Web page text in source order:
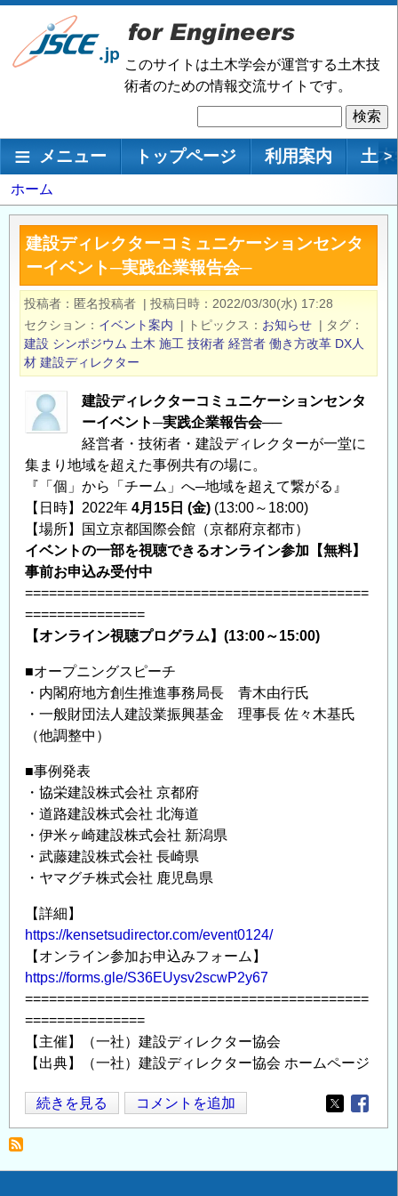
メ
ン
移
このサイトは土木学会が運営する土木技
術者のための情報交流サイトです。
索
メインナビゲーション
メニュー トップページ 利用案内 土 >
パ
ン
く
ず
ホーム
建設ディレクターコミュニケーションセンタ
ーイベント─実践企業報告会─
投稿者 匿名投稿者 | 投稿日時
2022/03/30(水) 17:28
セクション
イベント案内 | トピックス お知らせ | タグ
建設 シンポジウム 土木 施工 技術者 経営者 働き方改革 DX人
材 建設ディレクター
建設ディレクターコミュニケーションセンタ
ーイベント─実践企業報告会──
経営者・技術者・建設ディレクターが一堂に
集まり地域を超えた事例共有の場に。
『「個」から「チーム」へ─地域を超えて繋がる』
【日時】2022年 4月15日 (金) (13:00～18:00)
【場所】国立京都国際会館（京都府京都市）
イベントの一部を視聴できるオンライン参加【無料】
事前お申込み受付中
===========================================
===============
【オンライン視聴プログラム】(13:00～15:00)
■オープニングスピーチ
・内閣府地方創生推進事務局長 青木由行氏
・一般財団法人建設業振興基金 理事長 佐々木基氏
（他調整中）
■事例発表
・協栄建設株式会社 京都府
・道路建設株式会社 北海道
・伊米ヶ崎建設株式会社 新潟県
・武藤建設株式会社 長崎県
・ヤマグチ株式会社 鹿児島県
【詳細】
https://kensetsudirector.com/event0124/
【オンライン参加お申込みフォーム】
https://forms.gle/S36EUysv2scwP2y67
===========================================
===============
【主催】（一社）建設ディレクター協会
【出典】（一社）建設ディレクター協会 ホームページ
建
設
ィ
続きを見る コメントを追加
Opens in